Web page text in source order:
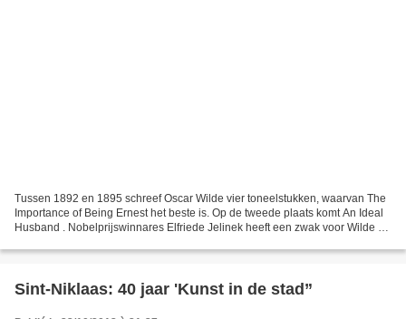
Tussen 1892 en 1895 schreef Oscar Wilde vier toneelstukken, waarvan The
Importance of Being Ernest het beste is. Op de tweede plaats komt An Ideal
Husband . Nobelprijswinnares Elfriede Jelinek heeft een zwak voor Wilde en
Sint-Niklaas: 40 jaar 'Kunst in de stad”